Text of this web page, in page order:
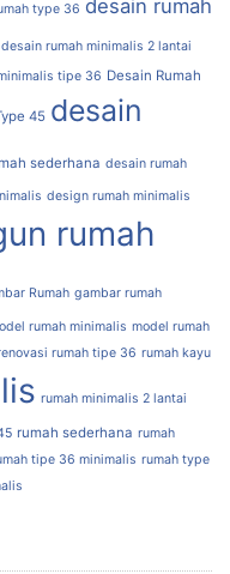
type 36 desain rumah
desain rumah minimalis 2 lantai
tipe 36 Desain Rumah
45 desain
sederhana desain rumah
design rumah minimalis
rumah
Rumah gambar rumah
rumah minimalis model rumah
rumah tipe 36 rumah kayu
rumah minimalis 2 lantai
rumah sederhana rumah
tipe 36 minimalis rumah type